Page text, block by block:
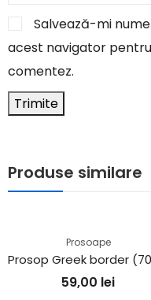
Salvează-mi
acest navigator
comentez.
Produse similare
Prosoape
59,00 lei